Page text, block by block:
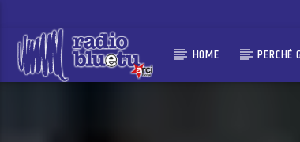
HOME PERCHÉ